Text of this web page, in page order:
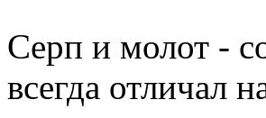
Серп и молот -
всегда отличал